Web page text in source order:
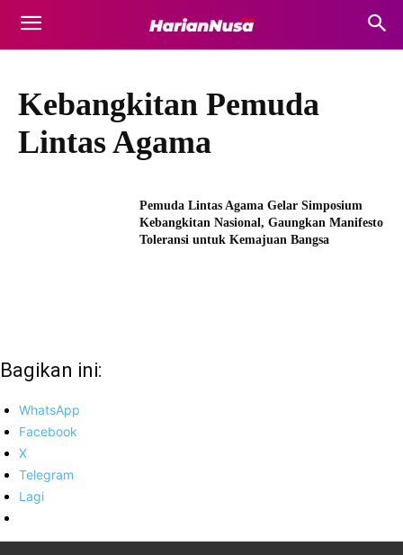
Kebangkitan Pemuda
Lintas Agama
Pemuda Lintas Agama Gelar Simposium
Kebangkitan Nasional, Gaungkan Manifesto
Toleransi untuk Kemajuan Bangsa
Bagikan ini:
WhatsApp
Facebook
X
Telegram
Lagi